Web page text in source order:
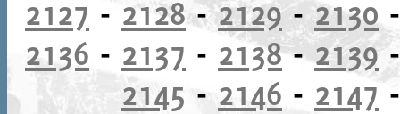
2127 - 2128-2129-2130
2136 - 2137 - 2138-2139
2145 - 2146 - 2147